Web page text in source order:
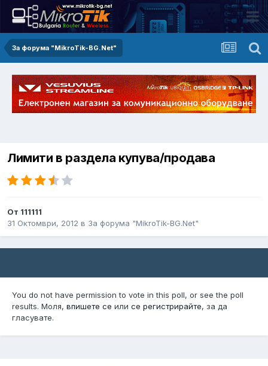
За форума "MikroTik-BG.Net"
Лимити в раздела купува/продава
От 111111
31 Октомври, 2012 в За форума "MikroTik-BG.Net"
You do not have permission to vote in this poll, or see the poll
results. Моля, впишете се или се регистрирайте, за да
гласувате.